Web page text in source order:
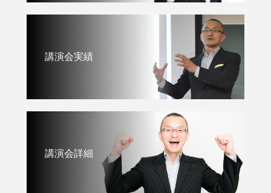
講演会実績
講演会詳細